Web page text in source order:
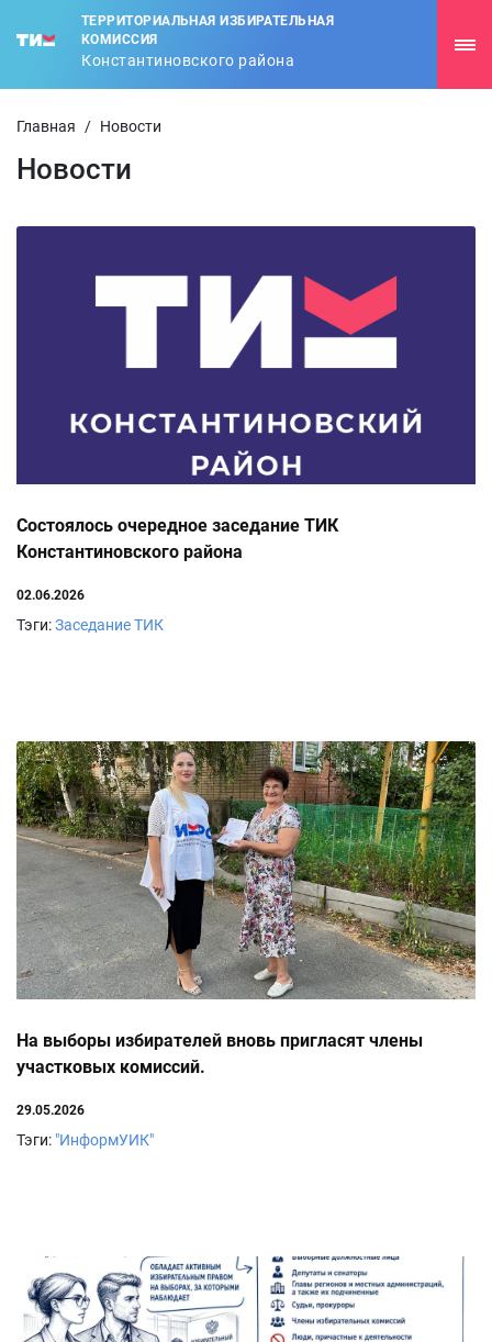
ТЕРРИТОРИАЛЬНАЯ ИЗБИРАТЕЛЬНАЯ
КОМИССИЯ
Константиновского района
Главная / Новости
Новости
Состоялось очередное заседание ТИК
Константиновского района
02.06.2026
Тэги:Заседание ТИК
На выборы избирателей вновь пригласят члены
участковых комиссий.
29.05.2026
Тэги: "ИнформУИК"